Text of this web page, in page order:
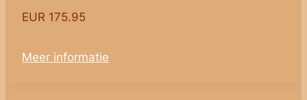
EUR 175.95
Meer informatie